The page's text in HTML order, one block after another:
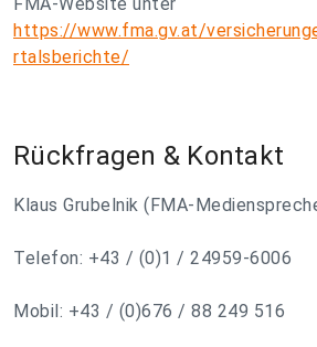
https://www.fma.gv.at/
rtalsberichte/
Rückfragen & Kontakt
Klaus Grubelnik (FMA-
Telefon: +43 / (0)1 / 24959-6006
Mobil: +43 / (0)676 / 88 249 516